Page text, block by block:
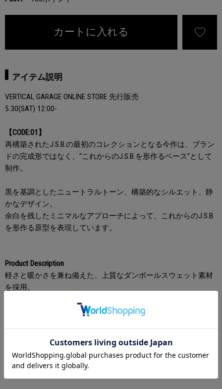
カートに入れる
アイテム説明
VERTICAL GARAGE ONLINE STORE 先行販売
5.30(SAT) 12:00-
【CODE:01】
再構築されたJ.S.B.の最初のコレクションとなる今作は、ブラン
ドの完成形ではなく、“これからのJ.S.B.を形作るベース”として
制作。
黒を基調としたニュートラルトーン、構築的なシルエット、静
かなデザイン。
余白を残したミニマルなアプローチによって、これからのJ.S.B.
を形作る原型を表現しています。
Product Description
軽さと暖かさを兼ね備えた、上質なダンボールスウェット素材
を採用。
すさと保温性を両立しています。
自然な落ち感とともに、ラフになりすぎないバランスに仕上げ
ました。